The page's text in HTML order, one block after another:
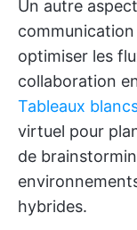
Un autre
optimiser les
collaboration
Tableaux
virtuel pour
de
hybrides.